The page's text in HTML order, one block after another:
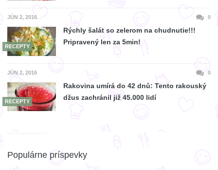
JÚN 2, 2016 0
RECEPTY
Rýchly šalát so zelerom na chudnutie!!!
Pripravený len za 5min!
JÚN 2, 2016 0
RECEPTY
Rakovina umírá do 42 dnů: Tento rakouský
džus zachránil již 45.000 lidí
Populárne príspevky